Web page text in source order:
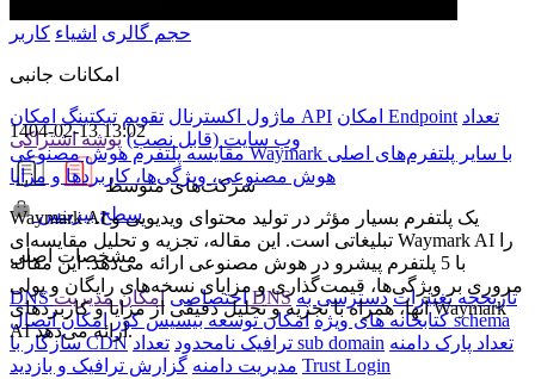
حجم گالری اشیاء کاربر
امکانات جانبی
ماژول اکسترنال تقویم تیکتینگ امکان API امکان Endpoint تعداد
وب سایت (قابل نصب) پوشه اشتراکی
شرکت‌های متوسط
سطح بیزینس
مشخصات اصلی
DNS اختصاصیامکان مدیریت DNS تاریخچه تغییرات دسترسی به
کتابخانه های ویژه امکان توسعه بیسیس کور
امکان اتصال schema
سازگار با CDN
ترافیک نامحدود تعداد sub domain تعداد پارک دامنه
مدیریت دامنه گزارش ترافیک و بازدید Trust Login
1404-02-13 13:02
مقایسه پلتفرم هوش مصنوعی Waymark با سایر پلتفرم‌های اصلی
هوش مصنوعی، ویژگی‌ها، کاربردها و مزایا
Waymark AI یک پلتفرم بسیار مؤثر در تولید محتوای ویدیویی و
تبلیغاتی است. این مقاله، تجزیه و تحلیل مقایسه‌ای Waymark AI را
با 5 پلتفرم پیشرو در هوش مصنوعی ارائه می‌دهد. این مقاله
مروری بر ویژگی‌ها، قیمت‌گذاری و مزایای نسخه‌های رایگان و پولی
آنها، همراه با تجزیه و تحلیل دقیقی از مزایا و کاربردهای Waymark
AI ارائه می‌دهد.